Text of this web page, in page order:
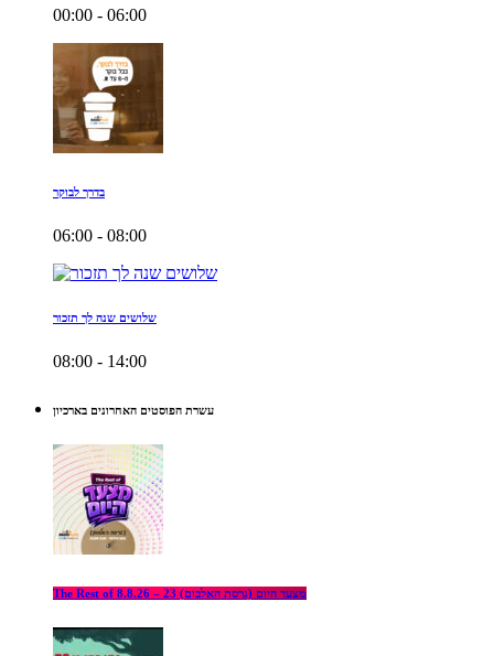
00:00 - 06:00
בדרך לבוקר
06:00 - 08:00
שלושים שנה לך תזכור
08:00 - 14:00
עשרת הפוסטים האחרונים בארכיון
The Rest of מצעד היום (גרסת האלבום) 23 – 8.8.26